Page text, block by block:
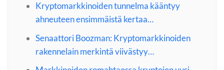
Kryptomarkkinoiden tunnelma kääntyy
ahneuteen ensimmäistä kertaa…
Senaattori Boozman: Kryptomarkkinoiden
rakennelain merkintä viivästyy…